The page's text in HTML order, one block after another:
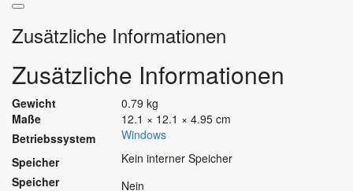
Zusätzliche Informationen
Zusätzliche Informationen
Gewicht
0.79 kg
Maße
12.1 × 12.1 × 4.95 cm
Betriebssystem
Windows
Speicher
Kein interner Speicher
Speicher
Nein